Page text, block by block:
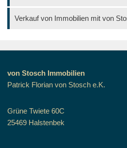
Verkauf von Immobilien mit von
von Stosch Immobilien
Patrick Florian von Stosch e.K.
Grüne Twiete 60C
25469 Halstenbek